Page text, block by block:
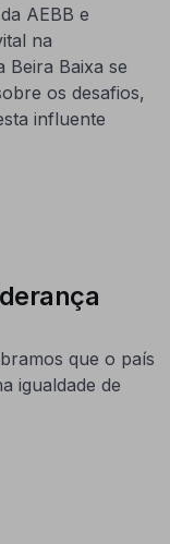
AEBB e
na
Beira Baixa se
os desafios,
influente
que o país
igualdade de